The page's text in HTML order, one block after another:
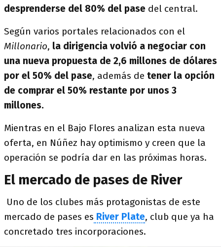
desprenderse del 80% del pase del central.
Según varios portales relacionados con el
Millonario, la dirigencia volvió a negociar con
una nueva propuesta de 2,6 millones de dólares
por el 50% del pase, además de tener la opción
de comprar el 50% restante por unos 3
millones.
Mientras en el Bajo Flores analizan esta nueva
oferta, en Núñez hay optimismo y creen que la
operación se podría dar en las próximas horas.
El mercado de pases de River
Uno de los clubes más protagonistas de este
mercado de pases es River Plate, club que ya ha
concretado tres incorporaciones.